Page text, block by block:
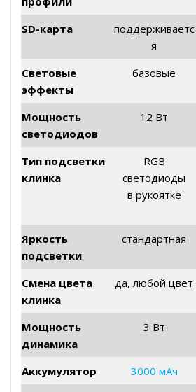
SD-карта
поддерживаетс
я
Световые
эффекты
базовые
Мощность
светодиодов
12 Вт
Тип подсветки
клинка
RGB
светодиоды
в рукоятке
Яркость
подсветки
стандартная
Смена цвета
клинка
да, любой цвет
Мощность
динамика
3 Вт
Аккумулятор 3000 мАч